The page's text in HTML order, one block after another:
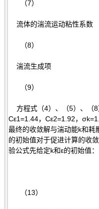
（7）
流体的湍流运动粘性系数
（8）
湍流生成项
（9）
方程式（4）、（5）、（8
Cε1=1.44，Cε2=1.92，
最终的收敛解与湍动能k和耗
的初始值对于促进计算的收
验公式先给定k和ε的初始值：
（13）